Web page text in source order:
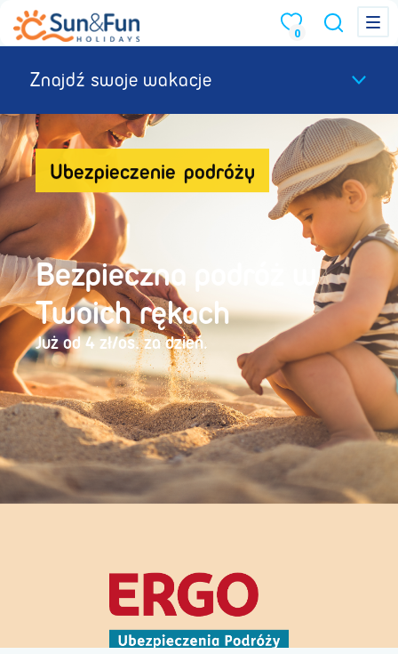
0
Menu Menu
Znajdź swoje wakacje
Ubezpieczenie podróży
Bezpieczna podróż w
Twoich rękach
Już od 4 zł/os. za dzień.
Sprawdź